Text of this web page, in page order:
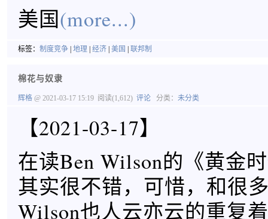
美国(more...)
标签： 制度竞争 地理 经济 美国 联邦制
棉花与奴隶
辉格 @ 2021-03-17 15:19 阅读(1,612) 评论 分类： 未分类
【2021-03-17】
在读Ben Wilson的《黄金
其实很不错，可惜，和很
Wilson也人云亦云的重复